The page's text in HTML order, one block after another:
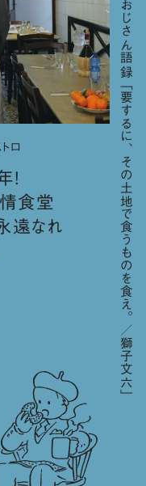
「要するに、その土地で食うものを食え。／獅子文六」
ロ
情食堂
永遠なれ